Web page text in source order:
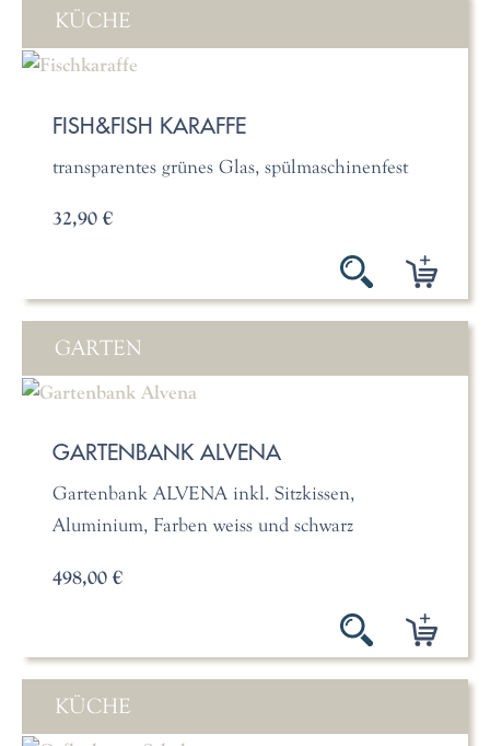
KÜCHE
FISH&FISH KARAFFE
transparentes grünes Glas, spülmaschinenfest
32,90 €
GARTEN
GARTENBANK ALVENA
Gartenbank ALVENA inkl. Sitzkissen,
Aluminium, Farben weiss und schwarz
498,00 €
KÜCHE